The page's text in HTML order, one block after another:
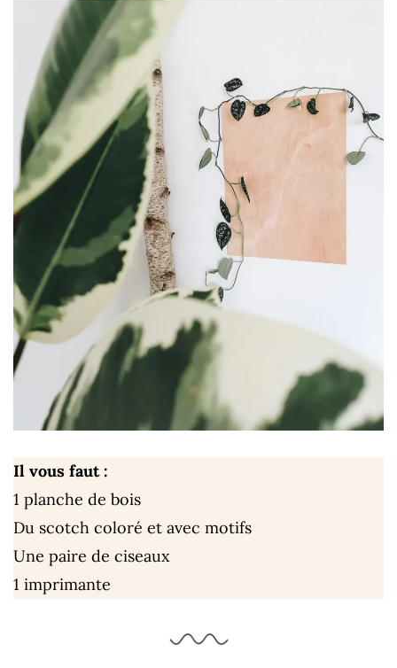
Il vous faut :
1 planche de bois
Du scotch coloré et avec motifs
Une paire de ciseaux
1 imprimante